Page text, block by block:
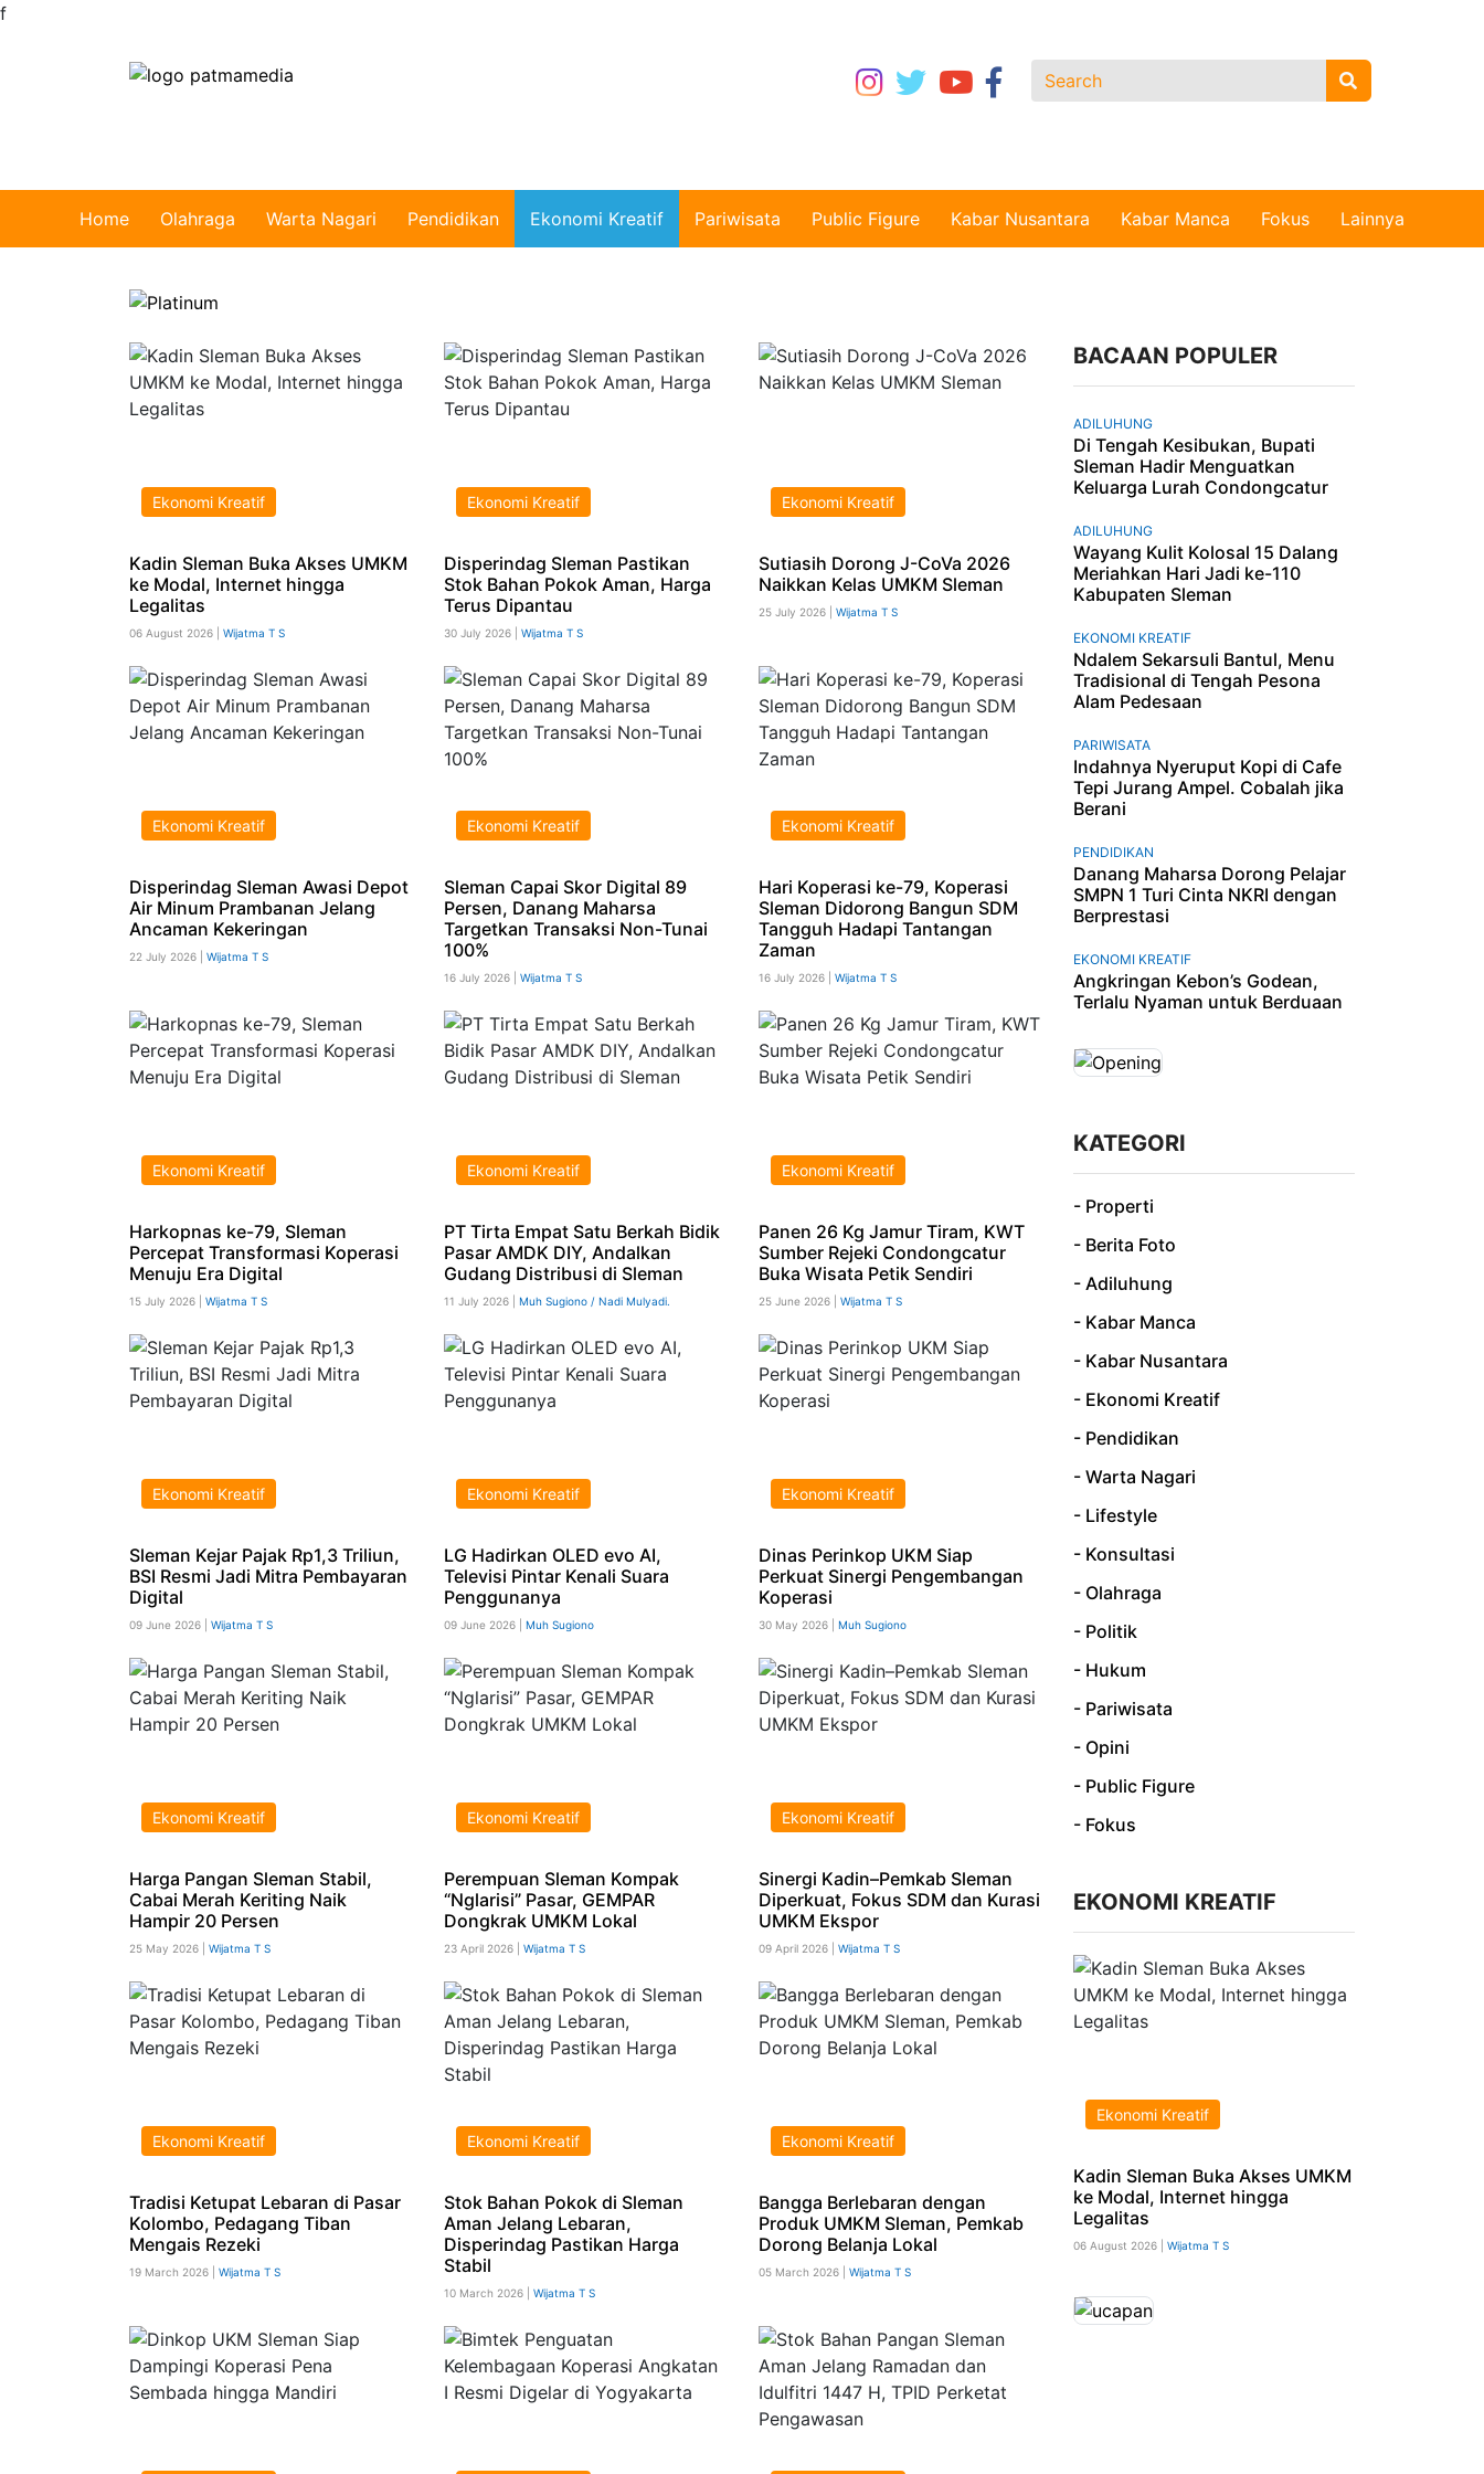
f
Home Olahraga Warta Nagari Pendidikan Ekonomi Kreatif Pariwisata Public Figure Kabar Nusantara Kabar Manca Fokus Lainnya
Ekonomi Kreatif
Kadin Sleman Buka Akses UMKM
ke Modal, Internet hingga
Legalitas
06 August 2026 | Wijatma T S
Ekonomi Kreatif
Disperindag Sleman Pastikan
Stok Bahan Pokok Aman, Harga
Terus Dipantau
30 July 2026 | Wijatma T S
Ekonomi Kreatif
Sutiasih Dorong J-CoVa 2026
Naikkan Kelas UMKM Sleman
25 July 2026 | Wijatma T S
Ekonomi Kreatif
Disperindag Sleman Awasi Depot
Air Minum Prambanan Jelang
Ancaman Kekeringan
22 July 2026 | Wijatma T S
Ekonomi Kreatif
Sleman Capai Skor Digital 89
Persen, Danang Maharsa
Targetkan Transaksi Non-Tunai
100%
16 July 2026 | Wijatma T S
Ekonomi Kreatif
Hari Koperasi ke-79, Koperasi
Sleman Didorong Bangun SDM
Tangguh Hadapi Tantangan
Zaman
16 July 2026 | Wijatma T S
Ekonomi Kreatif
Harkopnas ke-79, Sleman
Percepat Transformasi Koperasi
Menuju Era Digital
15 July 2026 | Wijatma T S
Ekonomi Kreatif
PT Tirta Empat Satu Berkah Bidik
Pasar AMDK DIY, Andalkan
Gudang Distribusi di Sleman
11 July 2026 | Muh Sugiono / Nadi Mulyadi.
Ekonomi Kreatif
Panen 26 Kg Jamur Tiram, KWT
Sumber Rejeki Condongcatur
Buka Wisata Petik Sendiri
25 June 2026 | Wijatma T S
Ekonomi Kreatif
Sleman Kejar Pajak Rp1,3 Triliun,
BSI Resmi Jadi Mitra Pembayaran
Digital
09 June 2026 | Wijatma T S
Ekonomi Kreatif
LG Hadirkan OLED evo AI,
Televisi Pintar Kenali Suara
Penggunanya
09 June 2026 | Muh Sugiono
Ekonomi Kreatif
Dinas Perinkop UKM Siap
Perkuat Sinergi Pengembangan
Koperasi
30 May 2026 | Muh Sugiono
Ekonomi Kreatif
Harga Pangan Sleman Stabil,
Cabai Merah Keriting Naik
Hampir 20 Persen
25 May 2026 | Wijatma T S
Ekonomi Kreatif
Perempuan Sleman Kompak
“Nglarisi” Pasar, GEMPAR
Dongkrak UMKM Lokal
23 April 2026 | Wijatma T S
Ekonomi Kreatif
Sinergi Kadin–Pemkab Sleman
Diperkuat, Fokus SDM dan Kurasi
UMKM Ekspor
09 April 2026 | Wijatma T S
Ekonomi Kreatif
Tradisi Ketupat Lebaran di Pasar
Kolombo, Pedagang Tiban
Mengais Rezeki
19 March 2026 | Wijatma T S
Ekonomi Kreatif
Stok Bahan Pokok di Sleman
Aman Jelang Lebaran,
Disperindag Pastikan Harga
Stabil
10 March 2026 | Wijatma T S
Ekonomi Kreatif
Bangga Berlebaran dengan
Produk UMKM Sleman, Pemkab
Dorong Belanja Lokal
05 March 2026 | Wijatma T S
BACAAN POPULER
ADILUHUNG
Di Tengah Kesibukan, Bupati
Sleman Hadir Menguatkan
Keluarga Lurah Condongcatur
ADILUHUNG
Wayang Kulit Kolosal 15 Dalang
Meriahkan Hari Jadi ke-110
Kabupaten Sleman
EKONOMI KREATIF
Ndalem Sekarsuli Bantul, Menu
Tradisional di Tengah Pesona
Alam Pedesaan
PARIWISATA
Indahnya Nyeruput Kopi di Cafe
Tepi Jurang Ampel. Cobalah jika
Berani
PENDIDIKAN
Danang Maharsa Dorong Pelajar
SMPN 1 Turi Cinta NKRI dengan
Berprestasi
EKONOMI KREATIF
Angkringan Kebon’s Godean,
Terlalu Nyaman untuk Berduaan
KATEGORI
- Properti
- Berita Foto
- Adiluhung
- Kabar Manca
- Kabar Nusantara
- Ekonomi Kreatif
- Pendidikan
- Warta Nagari
- Lifestyle
- Konsultasi
- Olahraga
- Politik
- Hukum
- Pariwisata
- Opini
- Public Figure
- Fokus
EKONOMI KREATIF
Ekonomi Kreatif
Kadin Sleman Buka Akses UMKM
ke Modal, Internet hingga
Legalitas
06 August 2026 | Wijatma T S